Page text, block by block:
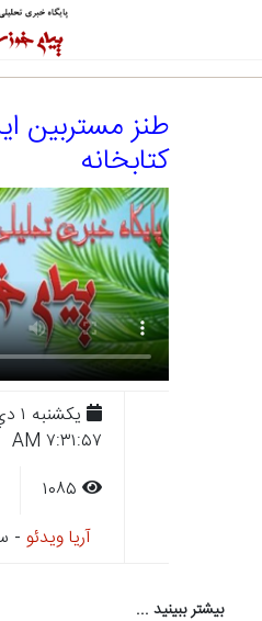
طنز مستربین
کتابخانه
۷:۳۱:۵۷ AM
آریا ویدئو -
بیشتر ببینید ...